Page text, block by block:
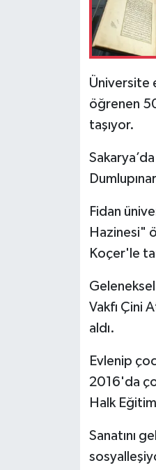
Üniversite
öğrenen
taşıyor.
Fidan
Hazinesi"
Koçer'le
Vakfı Çini
aldı.
Evlenip
2016'da
Halk
Sanatını
Kültür Sanat
Otomobil
Rüya Tabirleri